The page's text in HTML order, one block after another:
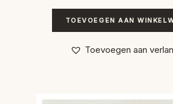
TOEVOEGEN AAN
Toevoegen aan